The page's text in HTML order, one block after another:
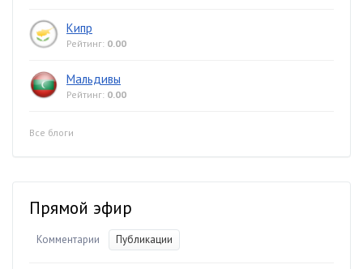
Кипр
Рейтинг: 0.00
Мальдивы
Рейтинг: 0.00
Все блоги
Прямой эфир
Комментарии Публикации